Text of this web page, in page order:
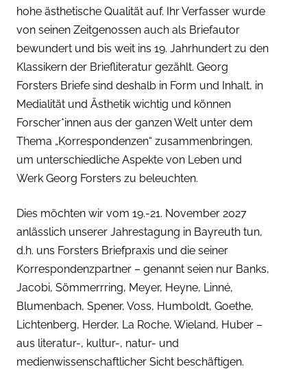
hohe ästhetische Qualität auf. Ihr Verfasser wurde
von seinen Zeitgenossen auch als Briefautor
bewundert und bis weit ins 19. Jahrhundert zu den
Klassikern der Briefliteratur gezählt. Georg
Forsters Briefe sind deshalb in Form und Inhalt, in
Medialität und Ästhetik wichtig und können
Forscher*innen aus der ganzen Welt unter dem
Thema „Korrespondenzen“ zusammenbringen,
um unterschiedliche Aspekte von Leben und
Werk Georg Forsters zu beleuchten.
Dies möchten wir vom 19.-21. November 2027
anlässlich unserer Jahrestagung in Bayreuth tun,
d.h. uns Forsters Briefpraxis und die seiner
Korrespondenzpartner – genannt seien nur Banks,
Jacobi, Sömmerrring, Meyer, Heyne, Linné,
Blumenbach, Spener, Voss, Humboldt, Goethe,
Lichtenberg, Herder, La Roche, Wieland, Huber –
aus literatur-, kultur-, natur- und
medienwissenschaftlicher Sicht beschäftigen.